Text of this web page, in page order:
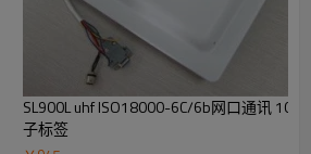
SL900L uhf ISO18000-6C/6b网口通讯
子标签